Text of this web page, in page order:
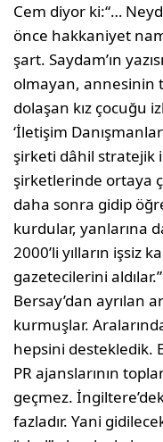
Cem diyor ki:“…
önce hakkaniyet
şart. Say­dam’ın
olmayan, annesinin
dolaşan kız ço­cuğu
‘İletişim
şirketi dâhil strate­jik
şirketlerinde ortaya
daha sonra gidip
kurdular, yanları­na
2000’li yılların işsiz
gazetecilerini
Bersay’dan ayrılan
kur­muşlar.
hepsini destekledik.
PR ajanslarının
geçmez.
fazladır. Yani